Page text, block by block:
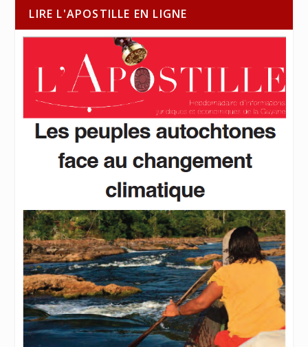
LIRE L'APOSTILLE EN LIGNE